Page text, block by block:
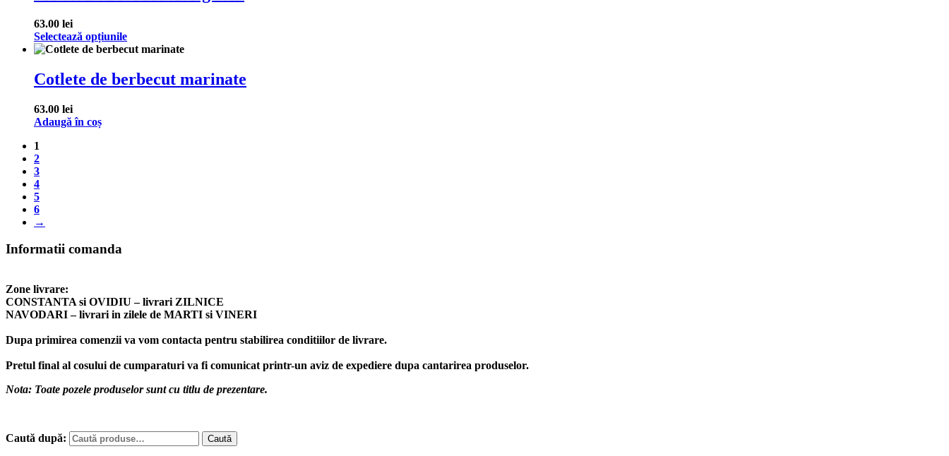
63.00 lei
Selectează opțiunile
Cotlete de berbecut marinate
63.00 lei
Adaugă în coș
1
2
3
4
5
6
→
Informatii comanda
Zone livrare:
CONSTANTA si OVIDIU – livrari ZILNICE
NAVODARI – livrari in zilele de MARTI si VINERI
Dupa primirea comenzii va vom contacta pentru stabilirea conditiilor de livrare.
Pretul final al cosului de cumparaturi va fi comunicat printr-un aviz de expediere dupa cantarirea produselor.
Nota: Toate pozele produselor sunt cu titlu de prezentare.
Caută după: Caută